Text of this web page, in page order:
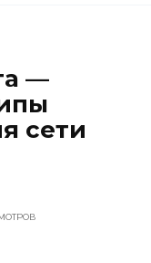
—
сети